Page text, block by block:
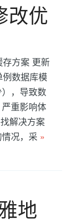
改优
方案 更新
数据库模
，导致数
重影响体
解决方案
况，采 »
地